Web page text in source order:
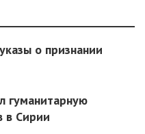
о признании
гуманитарную
в Сирии